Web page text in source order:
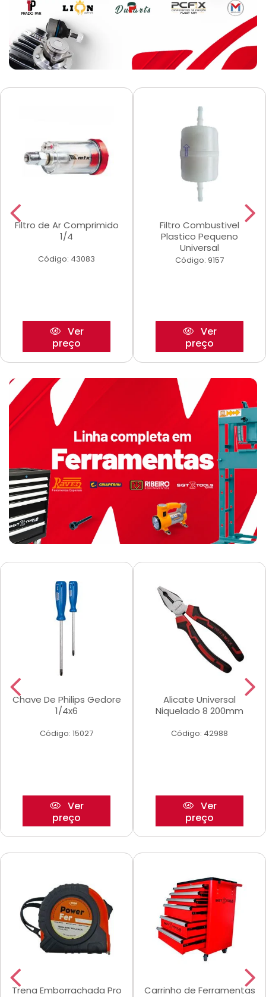
Filtro de Ar Comprimido
1/4
Código: 43083
Ver
preço
Filtro Combustivel
Plastico Pequeno
Universal
Código: 9157
Ver
preço
Chave De Philips Gedore
1/4x6
Código: 15027
Ver
preço
Alicate Universal
Niquelado 8 200mm
Código: 42988
Ver
preço
Trena Emborrachada Pro
Carrinho de Ferramentas